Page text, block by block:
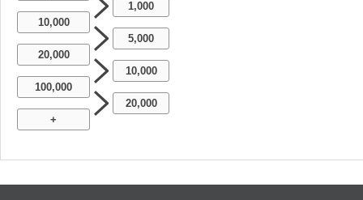
1,000
10,000
5,000
20,000
10,000
100,000
20,000
+